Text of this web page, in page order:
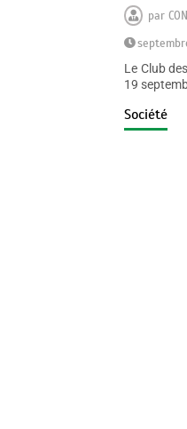
par
Le Club
19
Société